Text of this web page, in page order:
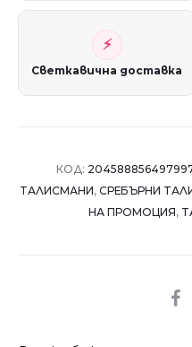
Светкавична доставка
КОД:
ТАЛИСМАНИ, СРЕБЪРНИ
НА ПРОМОЦИЯ,